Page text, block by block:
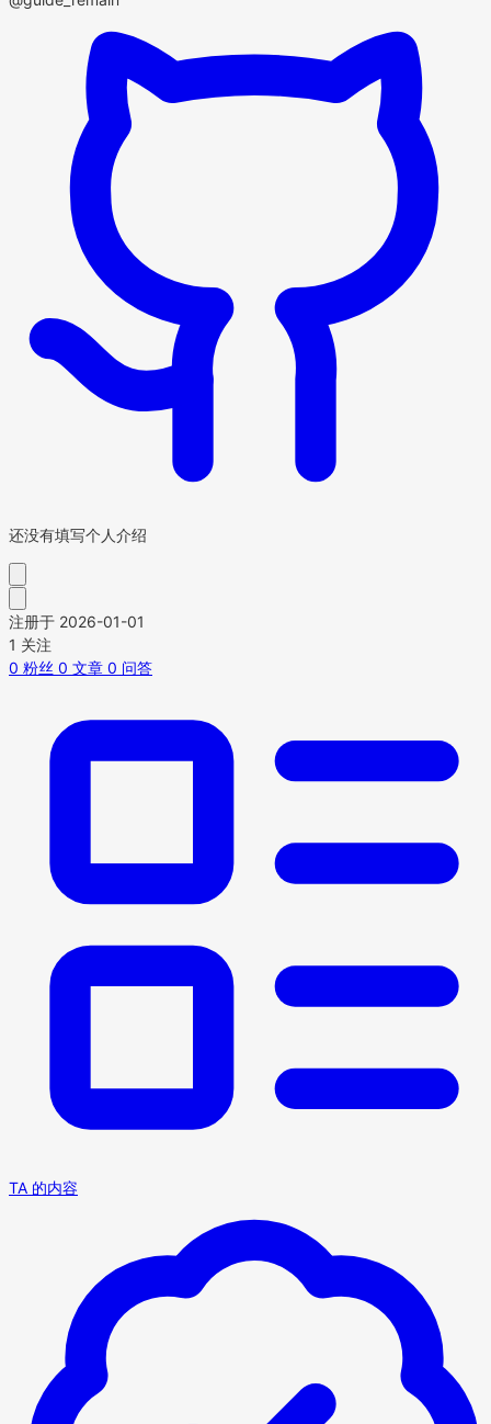
还没有填写个人介绍
注册于 2026-01-01
1 关注
0 粉丝 0 文章 0 问答
TA 的内容